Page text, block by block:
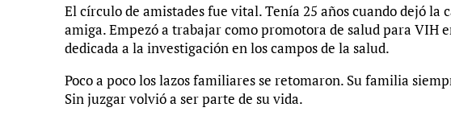
El círculo de amistades fue vital. Tenía 25 años cuando dejó la
amiga. Empezó a trabajar como promotora de salud para VIH
dedicada a la investigación en los campos de la salud.
Poco a poco los lazos familiares se retomaron. Su familia
Sin juzgar volvió a ser parte de su vida.